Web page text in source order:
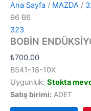
Ana Sayfa / MAZDA /
96 B6
323
BOBİN
₺700.00
B541-18-10X
Uygunluk: Stokta
Satış birimi: ADET